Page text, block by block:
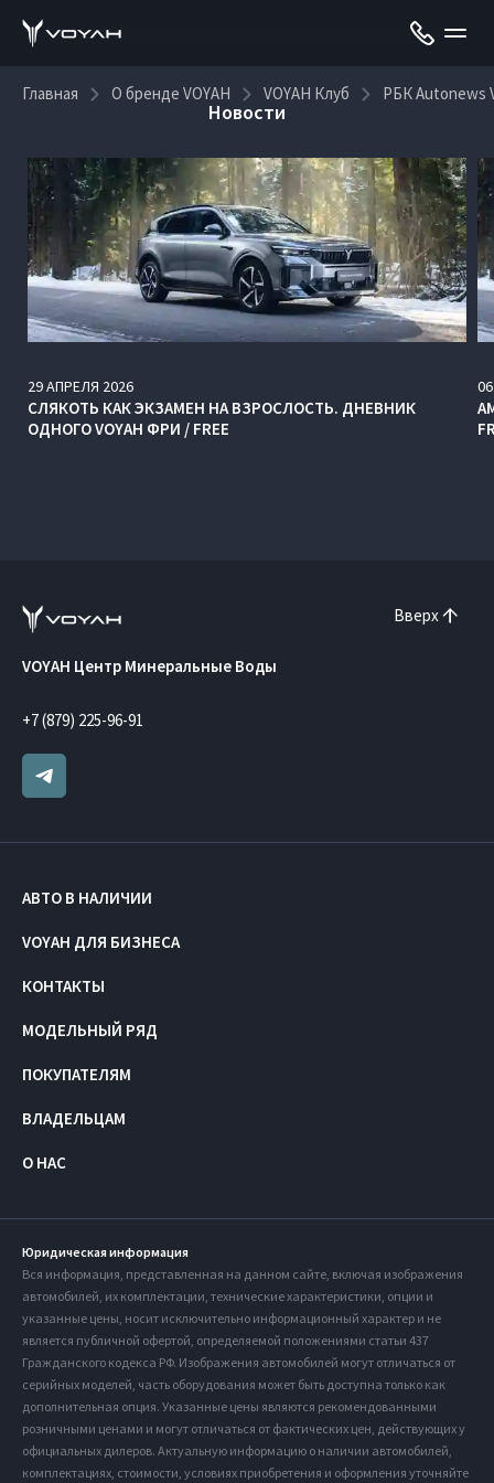
Главная О бренде VOYAH VOYAH Клуб РБК Autonews
Новости
29АПРЕЛЯ 2026
СЛЯКОТЬ КАК ЭКЗАМЕН НА ВЗРОСЛОСТЬ. ДНЕВНИК
ОДНОГО VOYAH ФРИ / FREE
06
Вверх
VOYAH Центр Минеральные Воды
+7 (879) 225-96-91
АВТО В НАЛИЧИИ
VOYAH ДЛЯ БИЗНЕСА
КОНТАКТЫ
МОДЕЛЬНЫЙ РЯД
ПОКУПАТЕЛЯМ
ВЛАДЕЛЬЦАМ
О НАС
Юридическая информация
Вся информация, представленная на данном сайте, включая изображения
автомобилей, их комплектации, технические характеристики, опции и
указанные цены, носит исключительно информационный характер и не
является публичной офертой, определяемой положениями статьи 437
Гражданского кодекса РФ. Изображения автомобилей могут отличаться от
серийных моделей, часть оборудования может быть доступна только как
дополнительная опция. Указанные цены являются рекомендованными
розничными ценами и могут отличаться от фактических цен, действующих у
официальных дилеров. Актуальную информацию о наличии автомобилей,
комплектациях, стоимости, условиях приобретения и оформления уточняйте